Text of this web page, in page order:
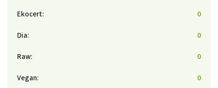
Ekocert:
0
Dia:
0
Raw:
0
Vegan:
0